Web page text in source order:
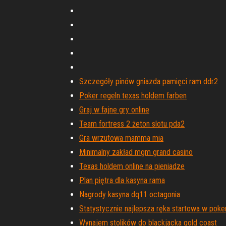
Szczegóły pinów gniazda pamięci ram ddr2
Poker regeln texas holdem farben
Graj w fajne gry online
Team fortress 2 żeton slotu pda2
Gra wrzutowa mamma mia
Minimalny zakład mgm grand casino
Texas holdem online na pieniadze
Plan piętra dla kasyna rama
Nagrody kasyna dq11 octagonia
Statystycznie najlepsza ręka startowa w
Wynajem stolików do blackjacka gold coast